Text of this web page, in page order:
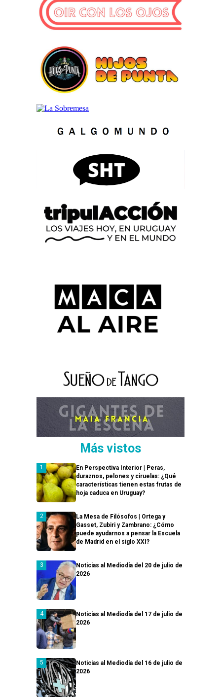
Más vistos
En Perspectiva Interior | Peras,
duraznos, pelones y ciruelas: ¿Qué
características tienen estas frutas de
hoja caduca en Uruguay?
La Mesa de Filósofos | Ortega y
Gasset, Zubiri y Zambrano: ¿Cómo
puede ayudarnos a pensar la Escuela
de Madrid en el siglo XXI?
Noticias al Mediodía del 20 de julio de
2026
Noticias al Mediodía del 17 de julio de
2026
Noticias al Mediodía del 16 de julio de
2026